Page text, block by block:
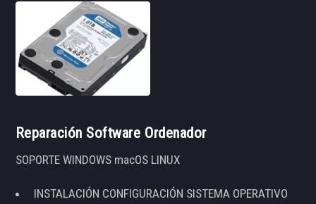
Reparación Software Ordenador
SOPORTE WINDOWS macOS LINUX
INSTALACIÓN CONFIGURACIÓN SISTEMA OPERATIVO